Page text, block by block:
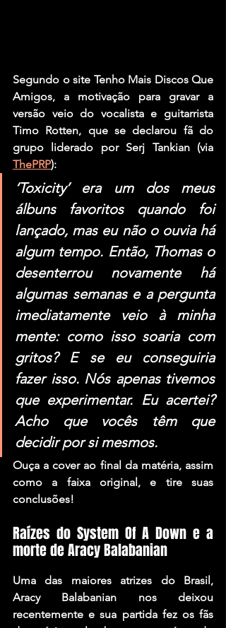
Segundo o site Tenho Mais Discos Que
Amigos, a motivação para gravar a
Timo Rotten, que se declarou fã do
grupo liderado por Serj Tankian
ThePRP):
‘Toxicity’ era um dos meus
álbuns favoritos quando foi
lançado, mas eu não o ouvia há
algum tempo. Então, Thomas o
desenterrou novamente há
algumas semanas e a pergunta
imediatamente veio à minha
mente: como isso soaria com
gritos? E se eu conseguiria
fazer isso. Nós apenas tivemos
que experimentar. Eu acertei?
Acho que vocês têm que
decidir por si mesmos.
Ouça a cover ao final da matéria, assim
como a faixa original, e tire suas
conclusões!
Raízes do System Of A Down e a
morte de Aracy Balabanian
Aracy Balabanian nos deixou
recentemente e sua partida fez os fãs